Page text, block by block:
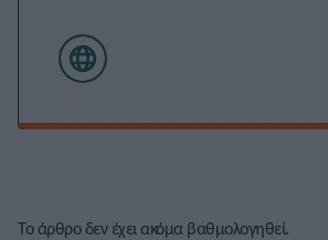
Το άρθρο δεν έχει ακόμα βαθμολογηθεί.